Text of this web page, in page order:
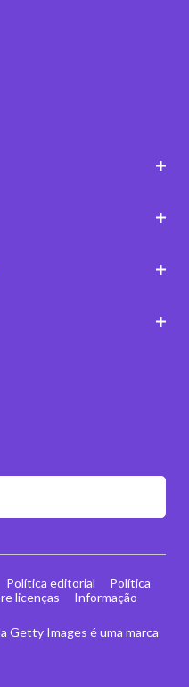
Getty Images é uma marca
Política editorial
Política
licenças
Informação